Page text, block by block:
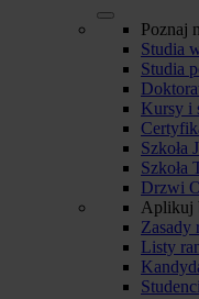
Poznaj
Studia
Studia
Kursy i
Szkoła
Szkoła
Drzwi
Aplikuj
Zasady
Listy